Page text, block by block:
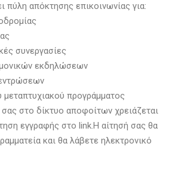
πύλη απόκτησης επικοινωνίας για:
συνεργασίες
εκδηλώσεων
προγράμματος
στο δίκτυο αποφοίτων χρειάζεται
εγγραφής στο link.Η αίτησή σας θα
και θα λάβετε ηλεκτρονικό